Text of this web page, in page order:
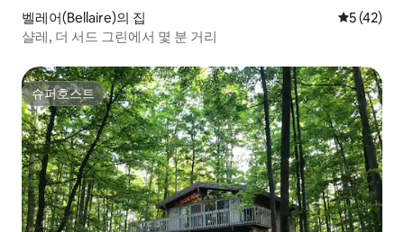
벨레어(Bellaire)의 집 평점 5점
5 (42)
샬레, 더 서드 그린에서 몇 분 거리
슈퍼호스트
슈퍼호스트